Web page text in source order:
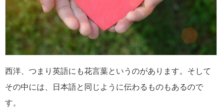
西洋、つまり英語にも花言葉というのがあります。そして
その中には、日本語と同じように伝わるものもあるので
す。